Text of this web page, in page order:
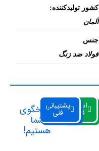
کشور تولیدکننده:
آلمان
جنس
فولاد ضد زنگ
استعلام
قیمت
پشتیبانی
فنیپاسخگوی
شما
هستیم!